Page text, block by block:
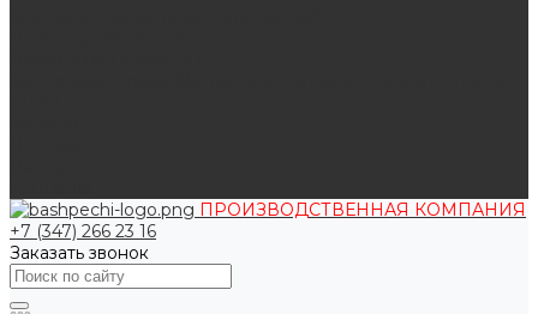
ПРОИЗВОДСТВЕННАЯ КОМПАНИЯ
+7 (347) 266 23 16
Заказать звонок